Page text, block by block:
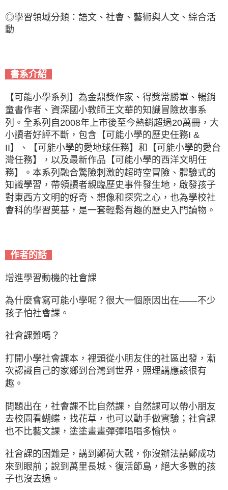
◎學習領域分類：語文、社會、藝術與人文、綜合活
動
書系介紹
【可能小學系列】為金鼎獎作家、得獎常勝軍、暢銷
童書作者、資深國小教師王文華的知識冒險故事系
列。全系列自2008年上市後至今熱銷超過20萬冊，大
小讀者好評不斷，包含【可能小學的歷史任務I &
II】、【可能小學的愛地球任務】和【可能小學的愛台
灣任務】，以及最新作品【可能小學的西洋文明任
務】。本系列融合驚險刺激的超時空冒險、體驗式的
知識學習，帶領讀者親臨歷史事件發生地，啟發孩子
對東西方文明的好奇、想像和探究之心，也為學校社
會科的學習奠基，是一套輕鬆有趣的歷史入門讀物。
作者的話
增進學習動機的社會課
為什麼會寫可能小學呢？很大一個原因出在——不少
孩子怕社會課。
社會課難嗎？
打開小學社會課本，裡頭從小朋友住的社區出發，漸
次認識自己的家鄉到台灣到世界，照理講應該很有
趣。
問題出在，社會課不比自然課，自然課可以帶小朋友
去校園看蝴蝶，找花草，也可以動手做實驗；社會課
也不比藝文課，塗塗畫畫彈彈唱唱多愉快。
社會課的困難是，講到鄭荷大戰，你沒辦法請鄭成功
來到眼前；說到萬里長城、復活節島，絕大多數的孩
子也沒去過。